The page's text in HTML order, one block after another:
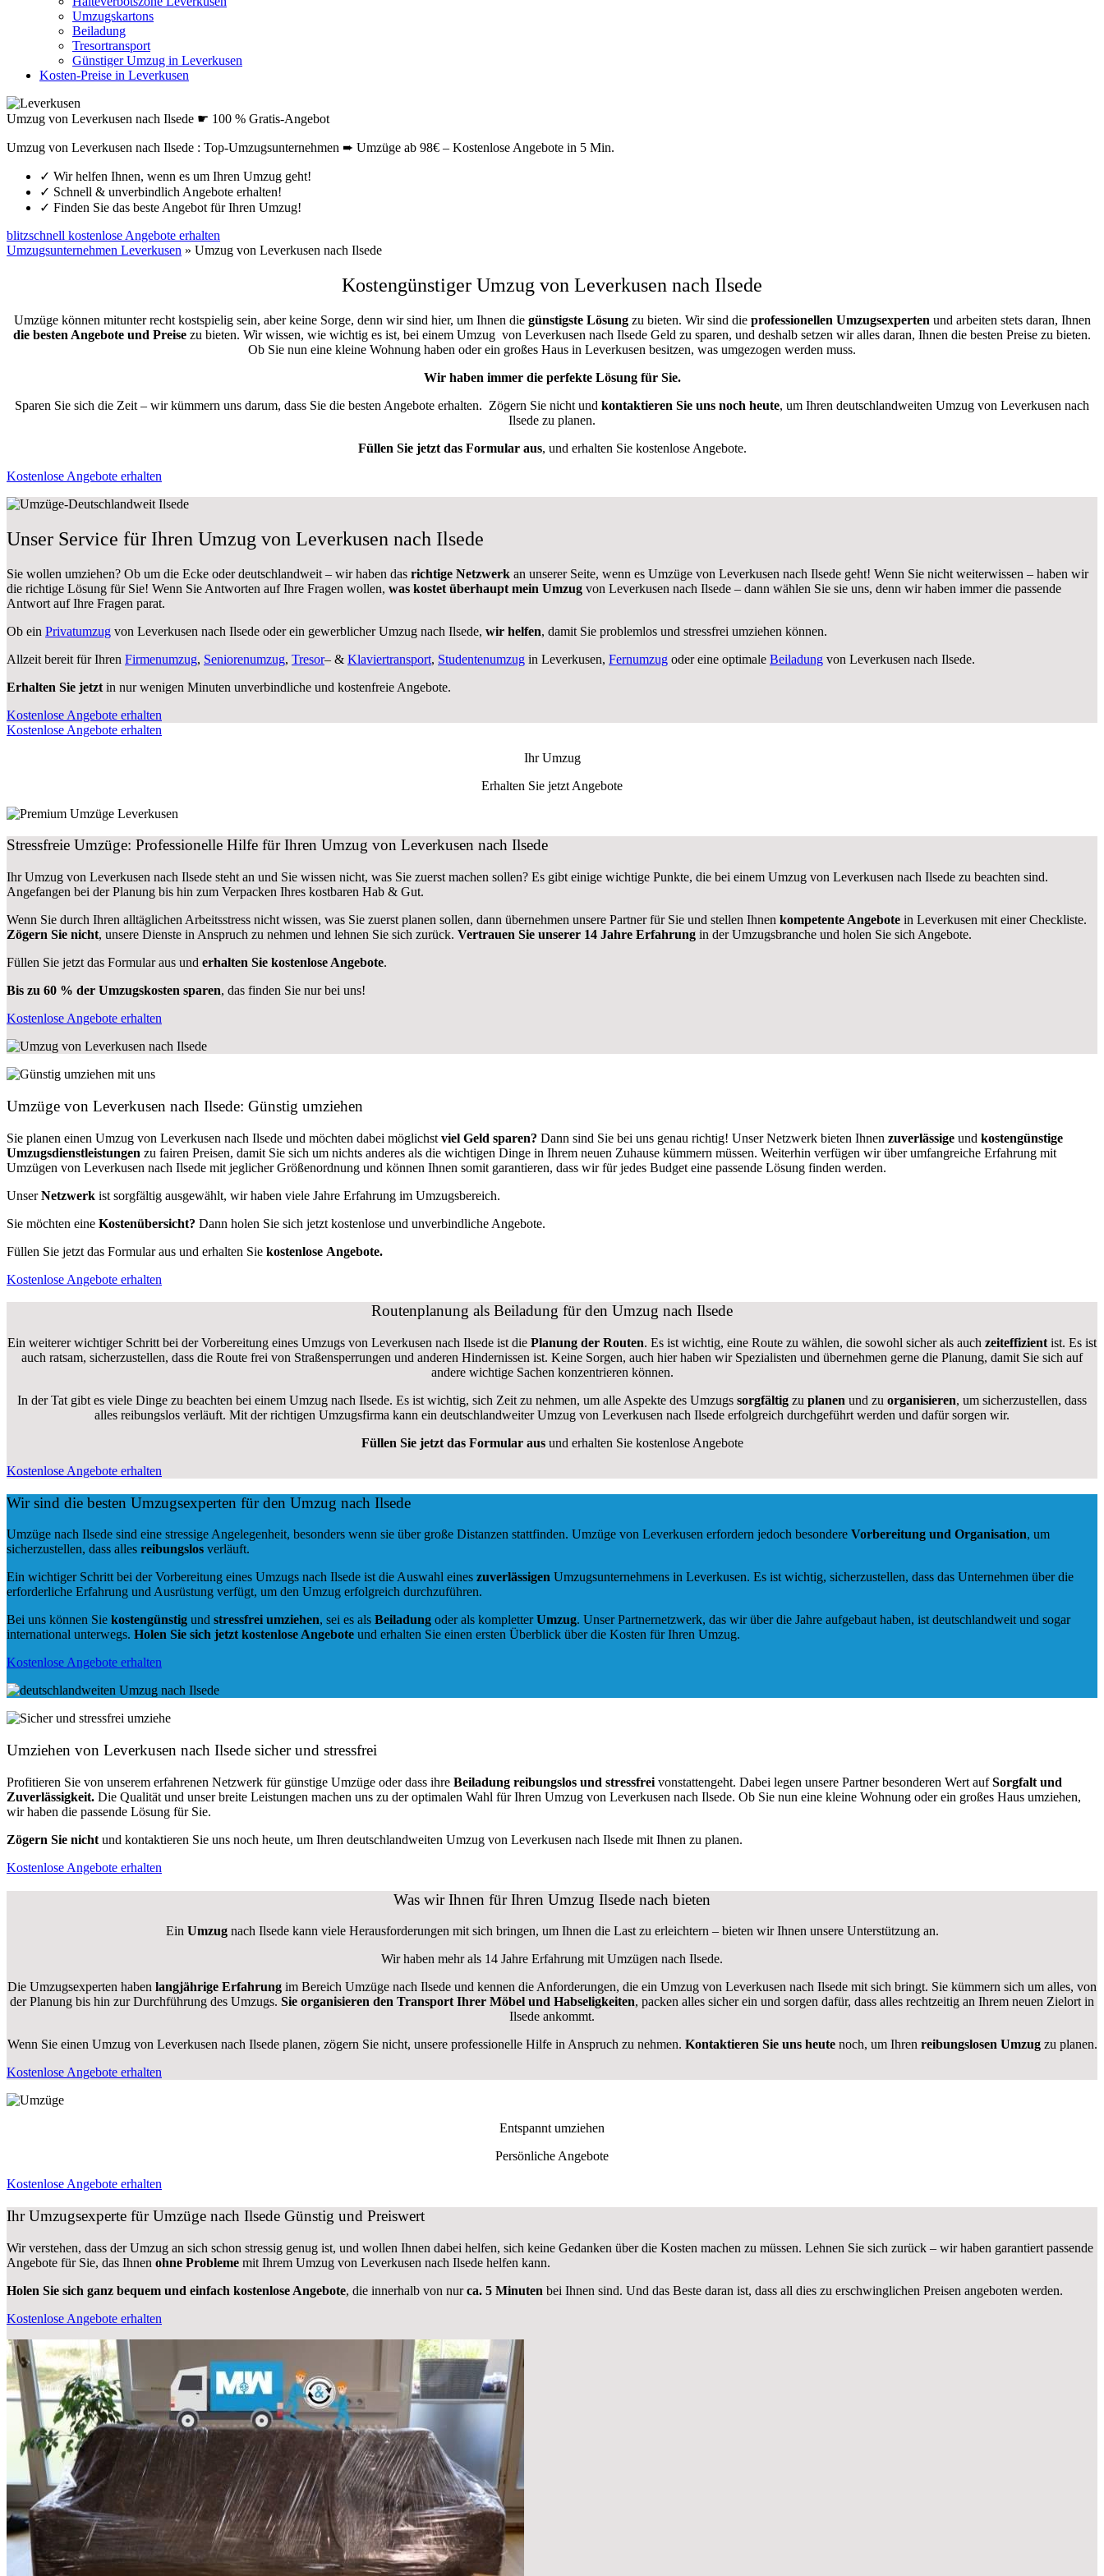
Umzugskartons
Beiladung
Tresortransport
Günstiger Umzug in Leverkusen
Kosten-Preise in Leverkusen
Umzug von Leverkusen nach Ilsede ☛ 100 % Gratis-Angebot
Umzug von Leverkusen nach Ilsede : Top-Umzugsunternehmen ➨ Umzüge ab 98€ – Kostenlose Angebote in 5 Min.
✓ Wir helfen Ihnen, wenn es um Ihren Umzug geht!
✓ Schnell & unverbindlich Angebote erhalten!
✓ Finden Sie das beste Angebot für Ihren Umzug!
blitzschnell kostenlose Angebote erhalten
Umzugsunternehmen Leverkusen » Umzug von Leverkusen nach Ilsede
Kostengünstiger Umzug von Leverkusen nach Ilsede
Umzüge können mitunter recht kostspielig sein, aber keine Sorge, denn wir sind hier, um Ihnen die günstigste Lösungzu bieten. Wir sind die professionellen Umzugsexperten und arbeiten stets daran, Ihnen
die besten Angebote und Preise zu bieten. Wir wissen, wie wichtig es ist, bei einem Umzug von Leverkusen nach Ilsede Geld zu sparen, und deshalb setzen wir alles daran, Ihnen die besten Preise zu bieten.
Ob Sie nun eine kleine Wohnung haben oder ein großes Haus in Leverkusen besitzen, was umgezogen werden muss.
Wir haben immer die perfekte Lösung für Sie.
Sparen Sie sich die Zeit – wir kümmern uns darum, dass Sie die besten Angebote erhalten. Zögern Sie nicht und kontaktieren Sie uns noch heute, um Ihren deutschlandweiten Umzug von Leverkusen nach
Ilsede zu planen.
Füllen Sie jetzt das Formular aus, und erhalten Sie kostenlose Angebote.
Kostenlose Angebote erhalten
Unser Service für Ihren Umzug von Leverkusen nach Ilsede
Sie wollen umziehen? Ob um die Ecke oder deutschlandweit – wir haben das richtige Netzwerk an unserer Seite, wenn es Umzüge von Leverkusen nach Ilsede geht! Wenn Sie nicht weiterwissen – haben wir
die richtige Lösung für Sie! Wenn Sie Antworten auf Ihre Fragen wollen, was kostet überhaupt mein Umzug von Leverkusen nach Ilsede – dann wählen Sie sie uns, denn wir haben immer die passende
Antwort auf Ihre Fragen parat.
Ob ein Privatumzug von Leverkusen nach Ilsede oder ein gewerblicher Umzug nach Ilsede, wir helfen, damit Sie problemlos und stressfrei umziehen können.
Allzeit bereit für Ihren Firmenumzug, Seniorenumzug, Tresor– & Klaviertransport, Studentenumzug in Leverkusen, Fernumzug oder eine optimale Beiladung von Leverkusen nach Ilsede.
Erhalten Sie jetzt in nur wenigen Minuten unverbindliche und kostenfreie Angebote.
Kostenlose Angebote erhalten
Kostenlose Angebote erhalten
Ihr Umzug
Erhalten Sie jetzt Angebote
Stressfreie Umzüge: Professionelle Hilfe für Ihren Umzug von Leverkusen nach Ilsede
Ihr Umzug von Leverkusen nach Ilsede steht an und Sie wissen nicht, was Sie zuerst machen sollen? Es gibt einige wichtige Punkte, die bei einem Umzug von Leverkusen nach Ilsede zu beachten sind.
Angefangen bei der Planung bis hin zum Verpacken Ihres kostbaren Hab & Gut.
Wenn Sie durch Ihren alltäglichen Arbeitsstress nicht wissen, was Sie zuerst planen sollen, dann übernehmen unsere Partner für Sie und stellen Ihnen kompetente Angebote in Leverkusen mit einer Checkliste.
Zögern Sie nicht, unsere Dienste in Anspruch zu nehmen und lehnen Sie sich zurück. Vertrauen Sie unserer 14 Jahre Erfahrung in der Umzugsbranche und holen Sie sich Angebote.
Füllen Sie jetzt das Formular aus und erhalten Sie kostenlose Angebote.
Bis zu 60 % der Umzugskosten sparen, das finden Sie nur bei uns!
Kostenlose Angebote erhalten
Umzüge von Leverkusen nach Ilsede: Günstig umziehen
Sie planen einen Umzug von Leverkusen nach Ilsede und möchten dabei möglichst viel Geld sparen? Dann sind Sie bei uns genau richtig! Unser Netzwerk bieten Ihnen zuverlässige und kostengünstige
Umzugsdienstleistungen zu fairen Preisen, damit Sie sich um nichts anderes als die wichtigen Dinge in Ihrem neuen Zuhause kümmern müssen. Weiterhin verfügen wir über umfangreiche Erfahrung mit
Umzügen von Leverkusen nach Ilsede mit jeglicher Größenordnung und können Ihnen somit garantieren, dass wir für jedes Budget eine passende Lösung finden werden.
UnserNetzwerk ist sorgfältig ausgewählt, wir haben viele Jahre Erfahrung im Umzugsbereich.
Sie möchten eine Kostenübersicht? Dann holen Sie sich jetzt kostenlose und unverbindliche Angebote.
Füllen Sie jetzt das Formular aus und erhalten Sie kostenlose Angebote.
Kostenlose Angebote erhalten
Routenplanung als Beiladung für den Umzug nach Ilsede
Ein weiterer wichtiger Schritt bei der Vorbereitung eines Umzugs von Leverkusen nach Ilsede ist die Planung der Routen. Es ist wichtig, eine Route zu wählen, die sowohl sicher als auch zeiteffizient ist. Es ist
auch ratsam, sicherzustellen, dass die Route frei von Straßensperrungen und anderen Hindernissen ist. Keine Sorgen, auch hier haben wir Spezialisten und übernehmen gerne die Planung, damit Sie sich auf
andere wichtige Sachen konzentrieren können.
In der Tat gibt es viele Dinge zu beachten bei einem Umzug nach Ilsede. Es ist wichtig, sich Zeit zu nehmen, um alle Aspekte des Umzugs sorgfältig zu planen und zu organisieren, um sicherzustellen, dass
alles reibungslos verläuft. Mit der richtigen Umzugsfirma kann ein deutschlandweiter Umzug von Leverkusen nach Ilsede erfolgreich durchgeführt werden und dafür sorgen wir.
Füllen Sie jetzt das Formular ausund erhalten Sie kostenlose Angebote
Kostenlose Angebote erhalten
Wir sind die besten Umzugsexperten für den Umzug nach Ilsede
Umzüge nach Ilsede sind eine stressige Angelegenheit, besonders wenn sie über große Distanzen stattfinden. Umzüge von Leverkusen erfordern jedoch besondere Vorbereitung und Organisation, um
sicherzustellen, dass alles reibungslos verläuft.
Ein wichtiger Schritt bei der Vorbereitung eines Umzugs nach Ilsede ist die Auswahl eines zuverlässigen Umzugsunternehmens in Leverkusen. Es ist wichtig, sicherzustellen, dass das Unternehmen über die
erforderliche Erfahrung und Ausrüstung verfügt, um den Umzug erfolgreich durchzuführen.
Bei uns können Sie kostengünstig und stressfrei umziehen, sei es als Beiladung oder als kompletterUmzug. Unser Partnernetzwerk, das wir über die Jahre aufgebaut haben, ist deutschlandweit und sogar
international unterwegs. Holen Sie sich jetzt kostenlose Angebote und erhalten Sie einen ersten Überblick über die Kosten für Ihren Umzug.
Kostenlose Angebote erhalten
Umziehen von Leverkusen nach Ilsede sicher und stressfrei
Profitieren Sie von unserem erfahrenen Netzwerk für günstige Umzüge oder dass ihre Beiladung reibungslos und stressfrei vonstattengeht. Dabei legen unsere Partner besonderen Wert aufSorgfalt und
Zuverlässigkeit. Die Qualität und unser breite Leistungen machen uns zu der optimalen Wahl für Ihren Umzug von Leverkusen nach Ilsede. Ob Sie nun eine kleine Wohnung oder ein großes Haus umziehen,
wir haben die passende Lösung für Sie.
Zögern Sie nicht und kontaktieren Sie uns noch heute, um Ihren deutschlandweiten Umzug von Leverkusen nach Ilsede mit Ihnen zu planen.
Kostenlose Angebote erhalten
Was wir Ihnen für Ihren Umzug Ilsede nach bieten
Ein Umzugnach Ilsede kann viele Herausforderungen mit sich bringen, um Ihnen die Last zu erleichtern – bieten wir Ihnen unsere Unterstützung an.
Wir haben mehr als 14 Jahre Erfahrung mit Umzügen nach Ilsede.
Die Umzugsexperten haben langjährige Erfahrung im Bereich Umzüge nach Ilsede und kennen die Anforderungen, die ein Umzug von Leverkusen nach Ilsede mit sich bringt. Sie kümmern sich um alles, von
der Planung bis hin zur Durchführung des Umzugs. Sie organisieren den Transport Ihrer Möbel und Habseligkeiten, packen alles sicher ein und sorgen dafür, dass alles rechtzeitig an Ihrem neuen Zielort in
Ilsede ankommt.
Wenn Sie einen Umzug von Leverkusen nach Ilsede planen, zögern Sie nicht, unsere professionelle Hilfe in Anspruch zu nehmen. Kontaktieren Sie uns heutenoch, um Ihren reibungslosen Umzugzu planen.
Kostenlose Angebote erhalten
Entspannt umziehen
Persönliche Angebote
Kostenlose Angebote erhalten
Ihr Umzugsexperte für Umzüge nach Ilsede Günstig und Preiswert
Wir verstehen, dass der Umzug an sich schon stressig genug ist, und wollen Ihnen dabei helfen, sich keine Gedanken über die Kosten machen zu müssen. Lehnen Sie sich zurück – wir haben garantiert passende
Angebote für Sie, das Ihnen ohne Probleme mit Ihrem Umzug von Leverkusen nach Ilsede helfen kann.
Holen Sie sich ganz bequem und einfach kostenlose Angebote, die innerhalb von nurca. 5 Minuten bei Ihnen sind. Und das Beste daran ist, dass all dies zu erschwinglichen Preisen angeboten werden.
Kostenlose Angebote erhalten